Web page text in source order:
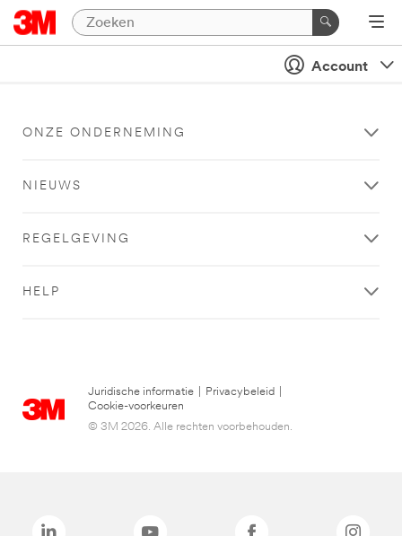
Account
ONZE ONDERNEMING
NIEUWS
REGELGEVING
HELP
Juridische informatie Privacybeleid
Cookie-voorkeuren
© 3M 2026. Alle rechten voorbehouden.